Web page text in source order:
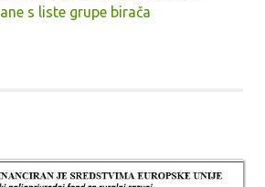
s liste grupe birača